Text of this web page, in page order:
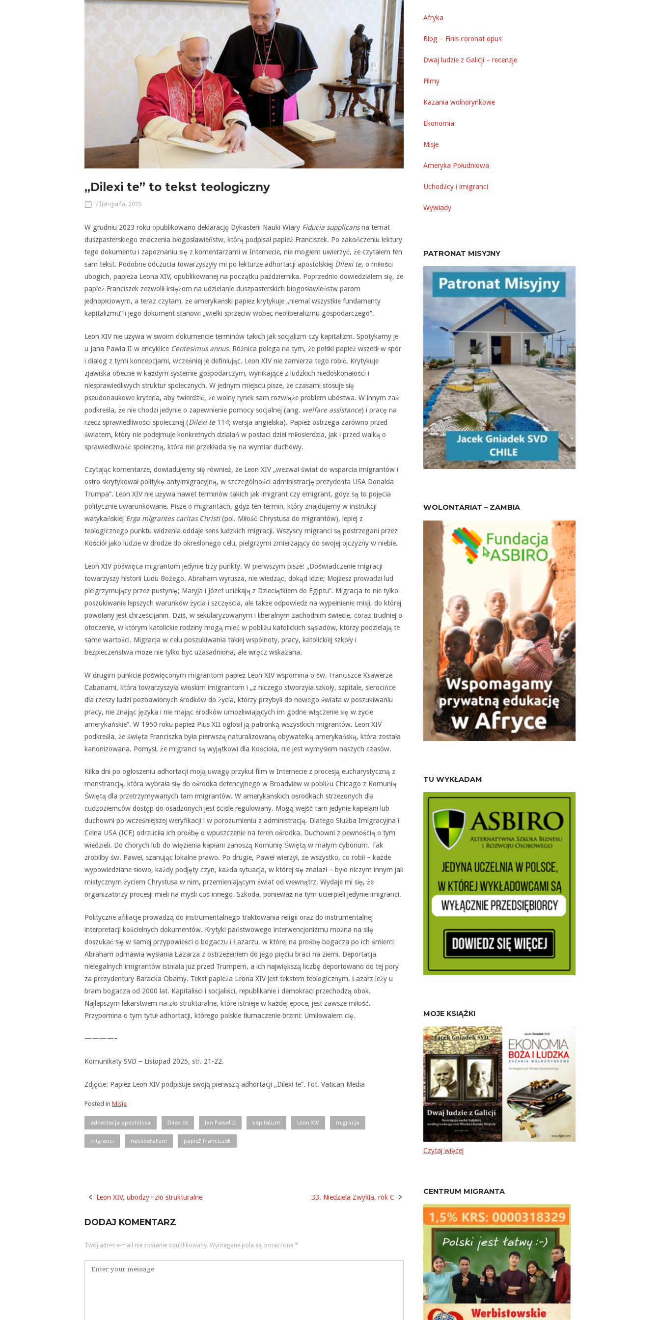
„Dilexi te” to tekst teologiczny
7 listopada, 2025
W grudniu 2023 roku opublikowano deklarację Dykasterii Nauki Wiary Fiducia supplicansna temat
duszpasterskiego znaczenia błogosławieństw, którą podpisał papież Franciszek. Po zakończeniu lektury
tego dokumentu i zapoznaniu się z komentarzami w Internecie, nie mogłem uwierzyć, że czytałem ten
sam tekst. Podobne odczucia towarzyszyły mi po lekturze adhortacji apostolskiej Dilexi te, o miłości
ubogich, papieża Leona XIV, opublikowanej na początku października. Poprzednio dowiedziałem się, że
papież Franciszek zezwolił księżom na udzielanie duszpasterskich błogosławieństw parom
jednopłciowym, a teraz czytam, że amerykański papież krytykuje „niemal wszystkie fundamenty
kapitalizmu” i jego dokument stanowi „wielki sprzeciw wobec neoliberalizmu gospodarczego”.
Leon XIV nie używa w swoim dokumencie terminów takich jak socjalizm czy kapitalizm. Spotykamy je
u Jana Pawła II w encyklice Centesimus annus. Różnica polega na tym, że polski papież wszedł w spór
i dialog z tymi koncepcjami, wcześniej je definiując. Leon XIV nie zamierza tego robić. Krytykuje
zjawiska obecne w każdym systemie gospodarczym, wynikające z ludzkich niedoskonałości i
niesprawiedliwych struktur społecznych. W jednym miejscu pisze, że czasami stosuje się
pseudonaukowe kryteria, aby twierdzić, że wolny rynek sam rozwiąże problem ubóstwa. W innym zaś
podkreśla, że nie chodzi jedynie o zapewnienie pomocy socjalnej (ang. welfare assistance) i pracę na
rzecz sprawiedliwości społecznej (Dilexi te 114; wersja angielska). Papież ostrzega zarówno przed
światem, który nie podejmuje konkretnych działań w postaci dzieł miłosierdzia, jak i przed walką o
sprawiedliwość społeczną, która nie przekłada się na wymiar duchowy.
Czytając komentarze, dowiadujemy się również, że Leon XIV „wezwał świat do wsparcia imigrantów i
ostro skrytykował politykę antyimigracyjną, w szczególności administrację prezydenta USA Donalda
Trumpa”. Leon XIV nie używa nawet terminów takich jak imigrant czy emigrant, gdyż są to pojęcia
politycznie uwarunkowane. Pisze o migrantach, gdyż ten termin, który znajdujemy w instrukcji
watykańskiej Erga migrantes caritas Christi(pol. Miłość Chrystusa do migrantów), lepiej z
teologicznego punktu widzenia oddaje sens ludzkich migracji. Wszyscy migranci są postrzegani przez
Kościół jako ludzie w drodze do określonego celu, pielgrzymi zmierzający do swojej ojczyzny w niebie.
Leon XIV poświęca migrantom jedynie trzy punkty. W pierwszym pisze: „Doświadczenie migracji
towarzyszy historii Ludu Bożego. Abraham wyrusza, nie wiedząc, dokąd idzie; Mojżesz prowadzi lud
pielgrzymujący przez pustynię; Maryja i Józef uciekają z Dzieciątkiem do Egiptu”. Migracja to nie tylko
poszukiwanie lepszych warunków życia i szczęścia, ale także odpowiedź na wypełnienie misji, do której
powołany jest chrześcĳanin. Dziś, w sekularyzowanym i liberalnym zachodnim świecie, coraz trudniej o
otoczenie, w którym katolickie rodziny mogą mieć w pobliżu katolickich sąsiadów, którzy podzielają te
same wartości. Migracja w celu poszukiwania takiej wspólnoty, pracy, katolickiej szkoły i
bezpieczeństwa może nie tylko być uzasadniona, ale wręcz wskazana.
W drugim punkcie poświęconym migrantom papież Leon XIV wspomina o św. Franciszce Ksawerze
Cabanami, która towarzyszyła włoskim imigrantom i „z niczego stworzyła szkoły, szpitale, sierocińce
dla rzeszy ludzi pozbawionych środków do życia, którzy przybyli do nowego świata w poszukiwaniu
pracy, nie znając języka i nie mając środków umożliwiających im godne włączenie się w życie
amerykańskie”. W 1950 roku papież Pius XII ogłosił ją patronką wszystkich migrantów. Leon XIV
podkreśla, że święta Franciszka była pierwszą naturalizowaną obywatelką amerykańską, która została
kanonizowana. Pomysł, że migranci są wyjątkowi dla Kościoła, nie jest wymysłem naszych czasów.
Kilka dni po ogłoszeniu adhortacji moją uwagę przykuł film w Internecie z procesją eucharystyczną z
monstrancją, która wybrała się do ośrodka detencyjnego w Broadview w pobliżu Chicago z Komunią
Świętą dla przetrzymywanych tam imigrantów. W amerykańskich ośrodkach strzeżonych dla
cudzoziemców dostęp do osadzonych jest ściśle regulowany. Mogą wejść tam jedynie kapelani lub
duchowni po wcześniejszej weryfikacji i w porozumieniu z administracją. Dlatego Służba Imigracyjna i
Celna USA (ICE) odrzuciła ich prośbę o wpuszczenie na teren ośrodka. Duchowni z pewnością o tym
wiedzieli. Do chorych lub do więzienia kapłani zanoszą Komunię Świętą w małym cyborium. Tak
zrobiłby św. Paweł, szanując lokalne prawo. Po drugie, Paweł wierzył, że wszystko, co robił – każde
wypowiedziane słowo, każdy podjęty czyn, każda sytuacja, w której się znalazł – było niczym innym jak
mistycznym życiem Chrystusa w nim, przemieniającym świat od wewnątrz. Wydaje mi się, że
organizatorzy procesji mieli na myśli coś innego. Szkoda, ponieważ na tym ucierpieli jedynie imigranci.
Polityczne afiliacje prowadzą do instrumentalnego traktowania religii oraz do instrumentalnej
interpretacji kościelnych dokumentów. Krytyki państwowego interwencjonizmu można na siłę
doszukać się w samej przypowieści o bogaczu i Łazarzu, w której na prośbę bogacza po ich śmierci
Abraham odmawia wysłania Łazarza z ostrzeżeniem do jego pięciu braci na ziemi. Deportacja
nielegalnych imigrantów istniała już przed Trumpem, a ich największą liczbę deportowano do tej pory
za prezydentury Baracka Obamy. Tekst papieża Leona XIV jest tekstem teologicznym. Łazarz leży u
bram bogacza od 2000 lat. Kapitaliści i socjaliści, republikanie i demokraci przechodzą obok.
Najlepszym lekarstwem na zło strukturalne, które istnieje w każdej epoce, jest zawsze miłość.
Przypomina o tym tytuł adhortacji, którego polskie tłumaczenie brzmi: Umiłowałem cię.
————–
Komunikaty SVD – Listopad 2025, str. 21-22.
Zdjęcie: Papież Leon XIV podpisuje swoją pierwszą adhortacji „Dilexi te”. Fot. Vatican Media
Posted in Misje
adhortacja apostolska Dilexi te Jan Paweł II kapitalizm Leon XIV migracja
migranci neoliberalizm papież Franciszek
Post
navigation
Leon XIV, ubodzy i zło strukturalne 33. Niedziela Zwykła, rok C
DODAJ KOMENTARZ
Twój adres e-mail nie zostanie opublikowany. Wymagane pola są oznaczone *
Afryka
Blog – Finis coronat opus
Dwaj ludzie z Galicji – recenzje
Filmy
Kazania wolnorynkowe
Ekonomia
Misje
Ameryka Południowa
Uchodźcy i imigranci
Wywiady
PATRONAT MISYJNY
WOLONTARIAT – ZAMBIA
TU WYKŁADAM
MOJE KSIĄŻKI
Czytaj więcej
CENTRUM MIGRANTA